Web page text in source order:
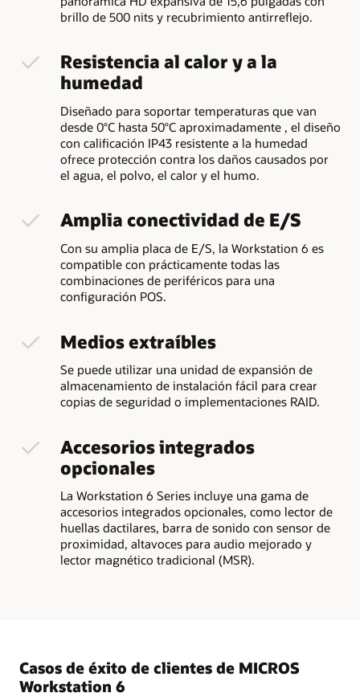
brillo de 500 nits y recubrimiento antirreflejo.
Resistencia al calor y a la
humedad
Diseñado para soportar temperaturas que van
desde 0°C hasta 50°C aproximadamente , el diseño
con calificación IP43 resistente a la humedad
ofrece protección contra los daños causados por
el agua, el polvo, el calor y el humo.
Amplia conectividad de E/S
Con su amplia placa de E/S, la Workstation 6 es
compatible con prácticamente todas las
combinaciones de periféricos para una
configuración POS.
Medios extraíbles
Se puede utilizar una unidad de expansión de
almacenamiento de instalación fácil para crear
copias de seguridad o implementaciones RAID.
Accesorios integrados
opcionales
La Workstation 6 Series incluye una gama de
accesorios integrados opcionales, como lector de
huellas dactilares, barra de sonido con sensor de
proximidad, altavoces para audio mejorado y
lector magnético tradicional (MSR).
Casos de éxito de clientes de MICROS
Workstation 6